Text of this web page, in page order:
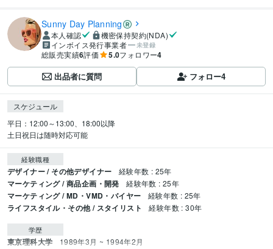
Sunny Day Planning
本人確認
機密保持契約(NDA)
インボイス発行事業者
未登録
総販売実績6評価 5.0フォロワー4
出品者に質問 フォロー4
スケジュール
平日：12:00～13:00、18:00以降
土日祝日は随時対応可能
経験職種
デザイナー / その他デザイナー 経験年数 : 25年
マーケティング / 商品企画・開発 経験年数 : 25年
マーケティング / MD・VMD・バイヤー 経験年数 : 25年
ライフスタイル・その他 / スタイリスト 経験年数 : 30年
学歴
東京理科大学 1989年3月 ~ 1994年2月